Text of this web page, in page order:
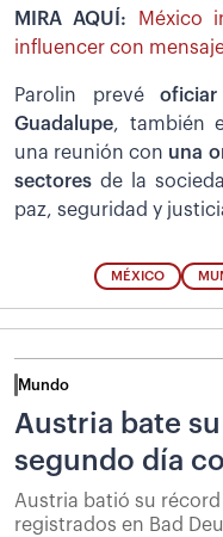
MIRA AQUÍ:
México
influencer con
Parolin prevé
Guadalupe, también
una reunión con una
sectoresde la
paz, seguridad y
MÉXICO
Mundo
Austria bate
segundo día
Austria batió su
registrados en Bad